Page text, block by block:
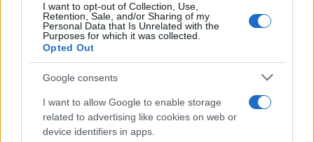
I want to opt-out of Collection, Use,
Retention, Sale, and/or Sharing of my
Personal Data that Is Unrelated with the
Purposes for which it was collected.
Opted Out
Google consents
I want to allow Google to enable storage
related to advertising like cookies on web or
device identifiers in apps.